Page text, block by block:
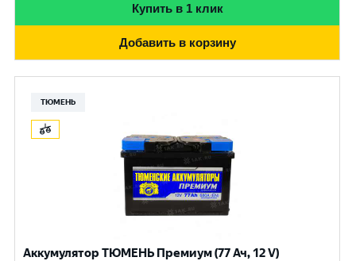
Купить в 1 клик
Добавить в корзину
ТЮМЕНЬ
Аккумулятор ТЮМЕНЬ Премиум (77 Ач, 12 V)